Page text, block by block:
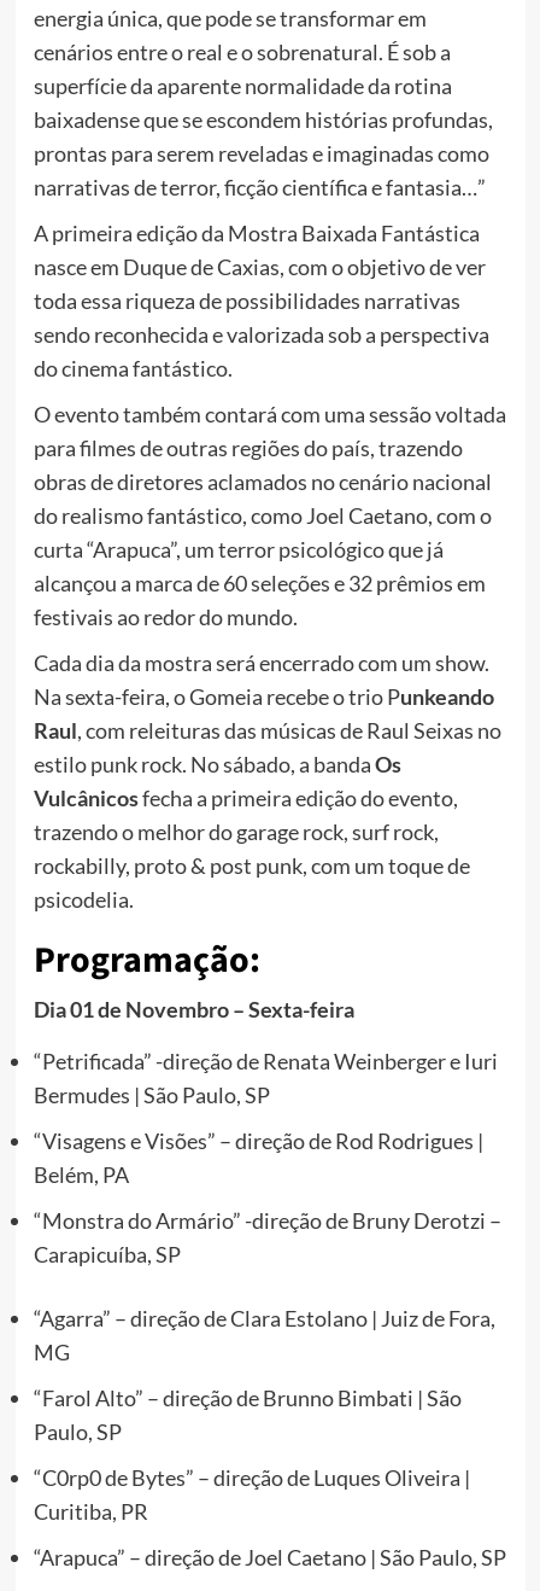
energia única, que pode se transformar em
cenários entre o real e o sobrenatural. É sob a
superfície da aparente normalidade da rotina
baixadense que se escondem histórias profundas,
prontas para serem reveladas e imaginadas como
narrativas de terror, ficção científica e fantasia…”
A primeira edição da Mostra Baixada Fantástica
nasce em Duque de Caxias, com o objetivo de ver
toda essa riqueza de possibilidades narrativas
sendo reconhecida e valorizada sob a perspectiva
do cinema fantástico.
O evento também contará com uma sessão voltada
para filmes de outras regiões do país, trazendo
obras de diretores aclamados no cenário nacional
do realismo fantástico, como Joel Caetano, com o
curta “Arapuca”, um terror psicológico que já
alcançou a marca de 60 seleções e 32 prêmios em
festivais ao redor do mundo.
Cada dia da mostra será encerrado com um show.
Na sexta-feira, o Gomeia recebe o trio Punkeando
Raul, com releituras das músicas de Raul Seixas no
estilo punk rock. No sábado, a bandaOs
Vulcânicosfecha a primeira edição do evento,
trazendo o melhor do garage rock, surf rock,
rockabilly, proto & post punk, com um toque de
psicodelia.
Programação:
Dia 01 de Novembro – Sexta-feira
“Petrificada” -direção de Renata Weinberger e Iuri
Bermudes | São Paulo, SP
“Visagens e Visões” – direção de Rod Rodrigues |
Belém, PA
“Monstra do Armário” -direção de Bruny Derotzi –
Carapicuíba, SP
“Agarra” – direção de Clara Estolano | Juiz de Fora,
MG
“Farol Alto” – direção de Brunno Bimbati | São
Paulo, SP
“C0rp0 de Bytes” – direção de Luques Oliveira |
Curitiba, PR
“Arapuca” – direção de Joel Caetano | São Paulo, SP